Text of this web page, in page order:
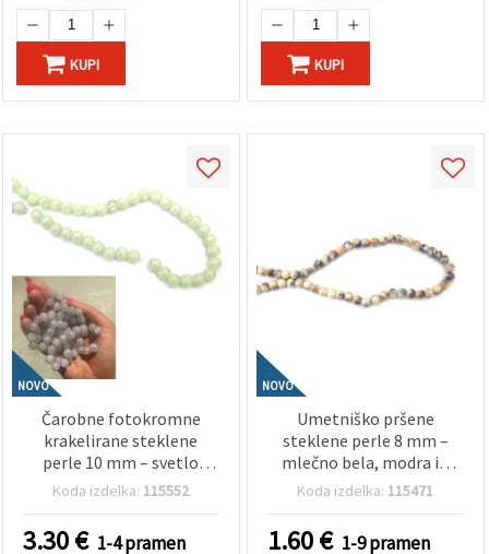
KUPI KUPI
NOVO
Čarobne fotokromne
krakelirane steklene
perle 10 mm – svetlo
zelene, na soncu
mm, niz ~85 kos – idealne
za izdelavo dinamičnega
Koda izdelka: 115552
3.30€ 1-4 pramen
NOVO
Umetniško pršene
steklene perle 8 mm –
mlečno bela, modra in
oranžna (assorted/mix),
kosov – za svežo izdelavo
nakita in pisane ročno
Koda izdelka: 115471
1.60€ 1-9 pramen